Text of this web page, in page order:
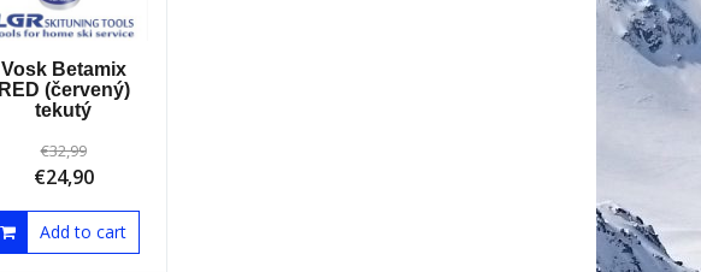
Vosk Betamix
RED (červený)
tekutý
€32,99
€24,90
Add to cart